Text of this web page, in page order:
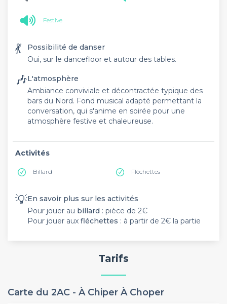
Festive
💃
Possibilité de danser
Oui, sur le dancefloor et autour des tables.
🎶L'atmosphère
Ambiance conviviale et décontractée typique des
bars du Nord. Fond musical adapté permettant la
conversation, qui s'anime en soirée pour une
atmosphère festive et chaleureuse.
Activités
Billard Fléchettes
💡En savoir plus sur les activités
Pour jouer au billard : pièce de 2€
Pour jouer aux fléchettes : à partir de 2€ la partie
Tarifs
Carte du 2AC - À Chiper À Choper